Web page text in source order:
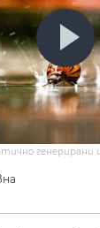
генерирани